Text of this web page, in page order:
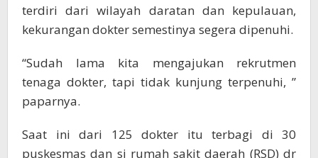
terdiri dari wilayah daratan dan kepulauan,
kekurangan dokter semestinya segera dipenuhi.
“Sudah lama kita mengajukan rekrutmen
tenaga dokter, tapi tidak kunjung terpenuhi, ”
paparnya.
Saat ini dari 125 dokter itu terbagi di 30
puskesmas dan si rumah sakit daerah (RSD) dr